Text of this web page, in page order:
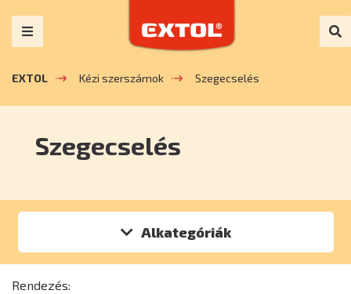
EXTOL Kézi szerszámok Szegecselés
Szegecselés
Alkategóriák
Rendezés: